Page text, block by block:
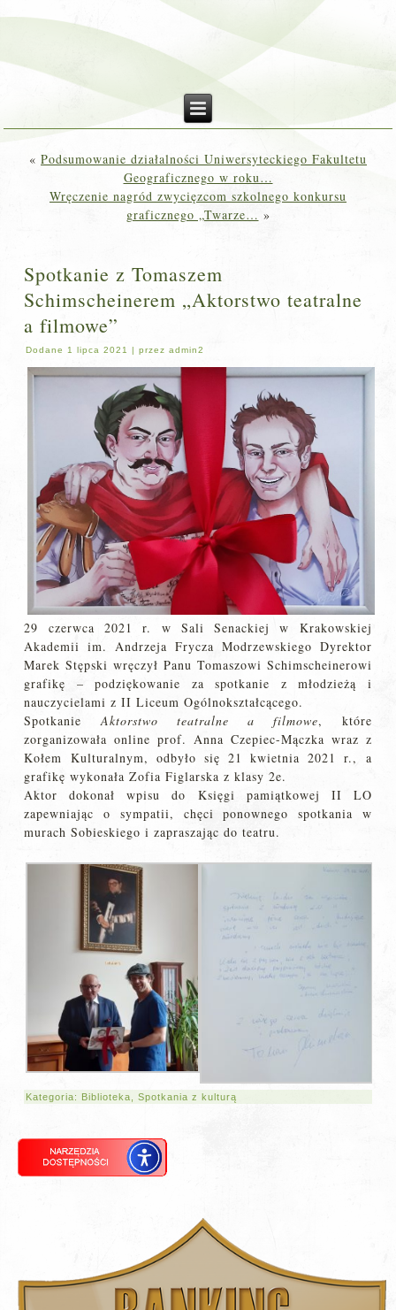
« Podsumowanie działalności Uniwersyteckiego Fakultetu
Geograficznego w roku…
Wręczenie nagród zwycięzcom szkolnego konkursu
graficznego „Twarze… »
Spotkanie z Tomaszem
Schimscheinerem „Aktorstwo teatralne
a filmowe”
Dodane 1 lipca 2021 |przez admin2
29 czerwca 2021 r. w Sali Senackiej w Krakowskiej
Akademii im. Andrzeja Frycza Modrzewskiego Dyrektor
Marek Stępski wręczył Panu Tomaszowi Schimscheinerowi
grafikę – podziękowanie za spotkanie z młodzieżą i
nauczycielami z II Liceum Ogólnokształcącego.
SpotkanieAktorstwo teatralne a filmowe, które
zorganizowała online prof. Anna Czepiec-Mączka wraz z
Kołem Kulturalnym, odbyło się 21 kwietnia 2021 r., a
grafikę wykonała Zofia Figlarska z klasy 2e.
Aktor dokonał wpisu do Księgi pamiątkowej II LO
zapewniając o sympatii, chęci ponownego spotkania w
murach Sobieskiego i zapraszając do teatru.
Kategoria: Biblioteka ,Spotkania z kulturą